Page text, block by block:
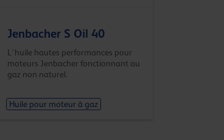
Jenbacher S Oil 40
L’huile hautes performances pour
moteurs Jenbacher fonctionnant au
gaz non naturel.
Huile pour moteur à gaz